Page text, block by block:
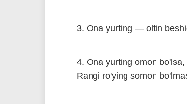
3. Ona yurting — oltin
4. Ona yurting omon bo'lsa,
Rangi ro'ying somon